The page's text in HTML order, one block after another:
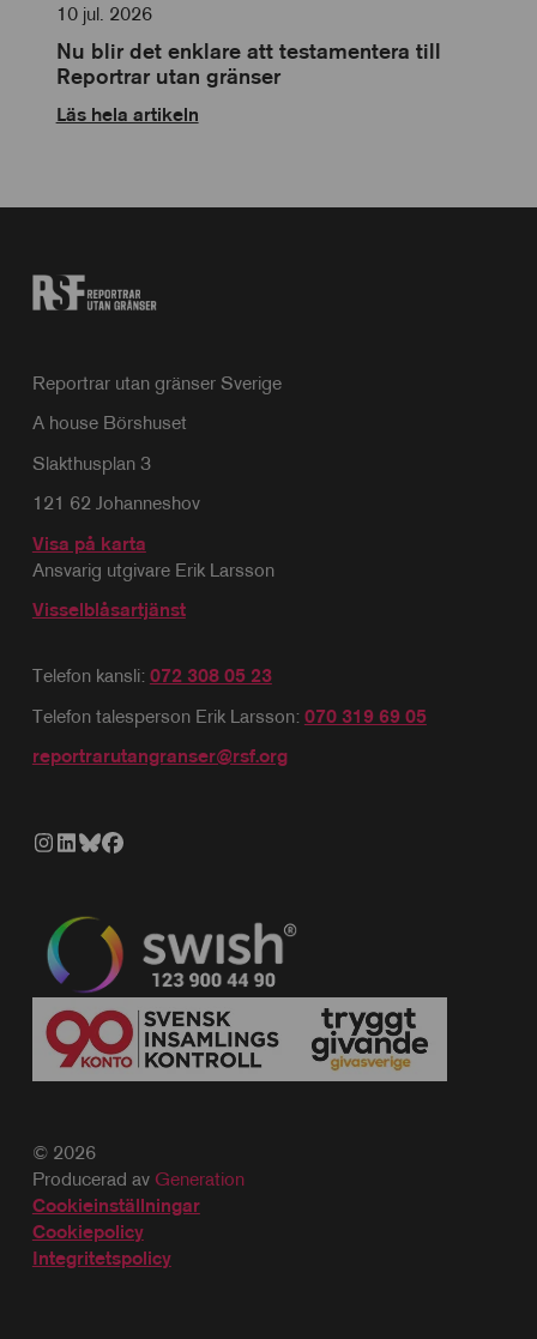
10 jul. 2026
Nu blir det enklare att testamentera till
Reportrar utan gränser
Läs hela artikeln
Reportrar utan gränser Sverige
A house Börshuset
Slakthusplan 3
121 62 Johanneshov
Visa på karta
Ansvarig utgivare Erik Larsson
Visselblåsartjänst
Telefon kansli: 072 308 05 23
Telefon talesperson Erik Larsson: 070 319 69 05
reportrarutangranser@rsf.org
© 2026
Producerad av Generation
Cookieinställningar
Cookiepolicy
Integritetspolicy